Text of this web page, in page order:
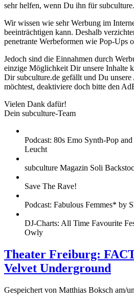
sehr helfen, wenn Du ihn für
Wir wissen wie sehr Werbung im
beeinträchtigen kann. Deshalb
penetrante Werbeformen wie Pop-Ups
Jedoch sind die Einnahmen durch
einzige Möglichkeit Dir unsere Inhalte
Dir subculture.de gefällt und Du unsere
möchtest, deaktiviere doch bitte den
Vielen Dank dafür!
Dein subculture-Team
Podcast: 80s Emo Synth-Pop
Leucht
subculture Magazin Soli
Save The Rave!
Podcast: Fabulous Femmes* by
DJ-Charts: All Time Favourite
Owly
Theater Freiburg:
Velvet Underground
Gespeichert von Matthias Boksch am/